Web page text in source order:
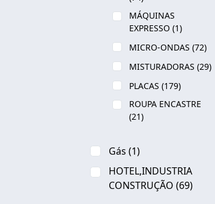
MÁQUINAS
EXPRESSO (1)
MICRO-ONDAS (72)
MISTURADORAS (29)
PLACAS (179)
ROUPA ENCASTRE
(21)
Gás (1)
HOTEL,INDUSTRIA
CONSTRUÇÃO (69)